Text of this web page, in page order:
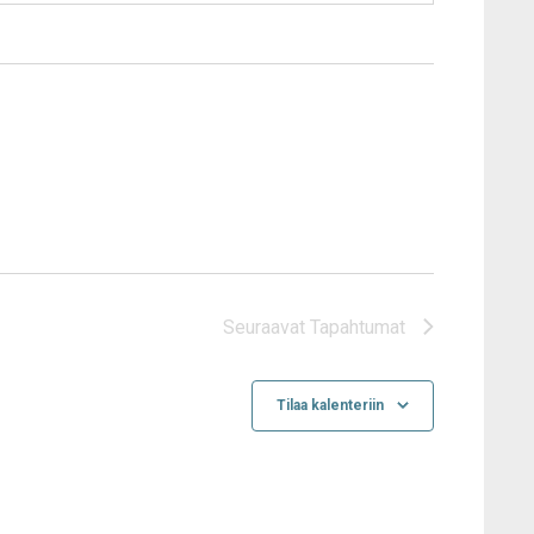
Seuraavat Tapahtumat
Tilaa kalenteriin